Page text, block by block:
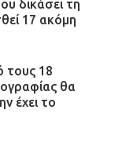
από
Άρεως –
δικάσει τη
17 ακόμη
τους 18
θα
έχει το